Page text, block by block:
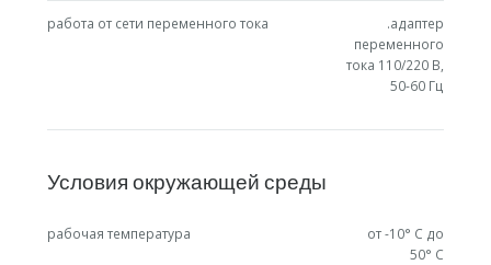
работа от сети переменного тока
.адаптер
переменного
тока 110/220 В,
50-60 Гц
Условия окружающей среды
рабочая температура
от -10° C до
50° C